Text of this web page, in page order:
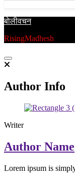
बाेलीवचन
RisingMadhesh
Author Info
Writer
Author Name
Lorem ipsum is